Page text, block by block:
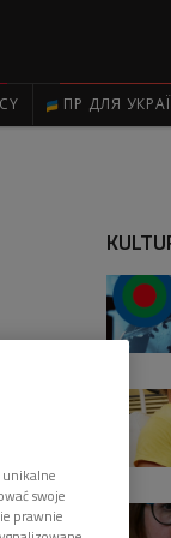
ПР ДЛЯ
swoje
prawnie